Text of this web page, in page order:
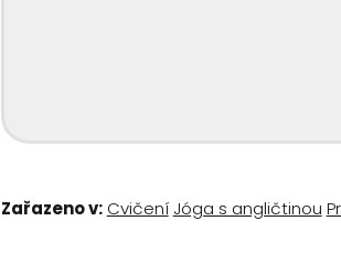
Zařazeno v: Cvičení Jóga s angličtinou